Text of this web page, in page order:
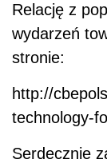
Relację z
wydarzeń
stronie:
http://
technology-
Serdecznie